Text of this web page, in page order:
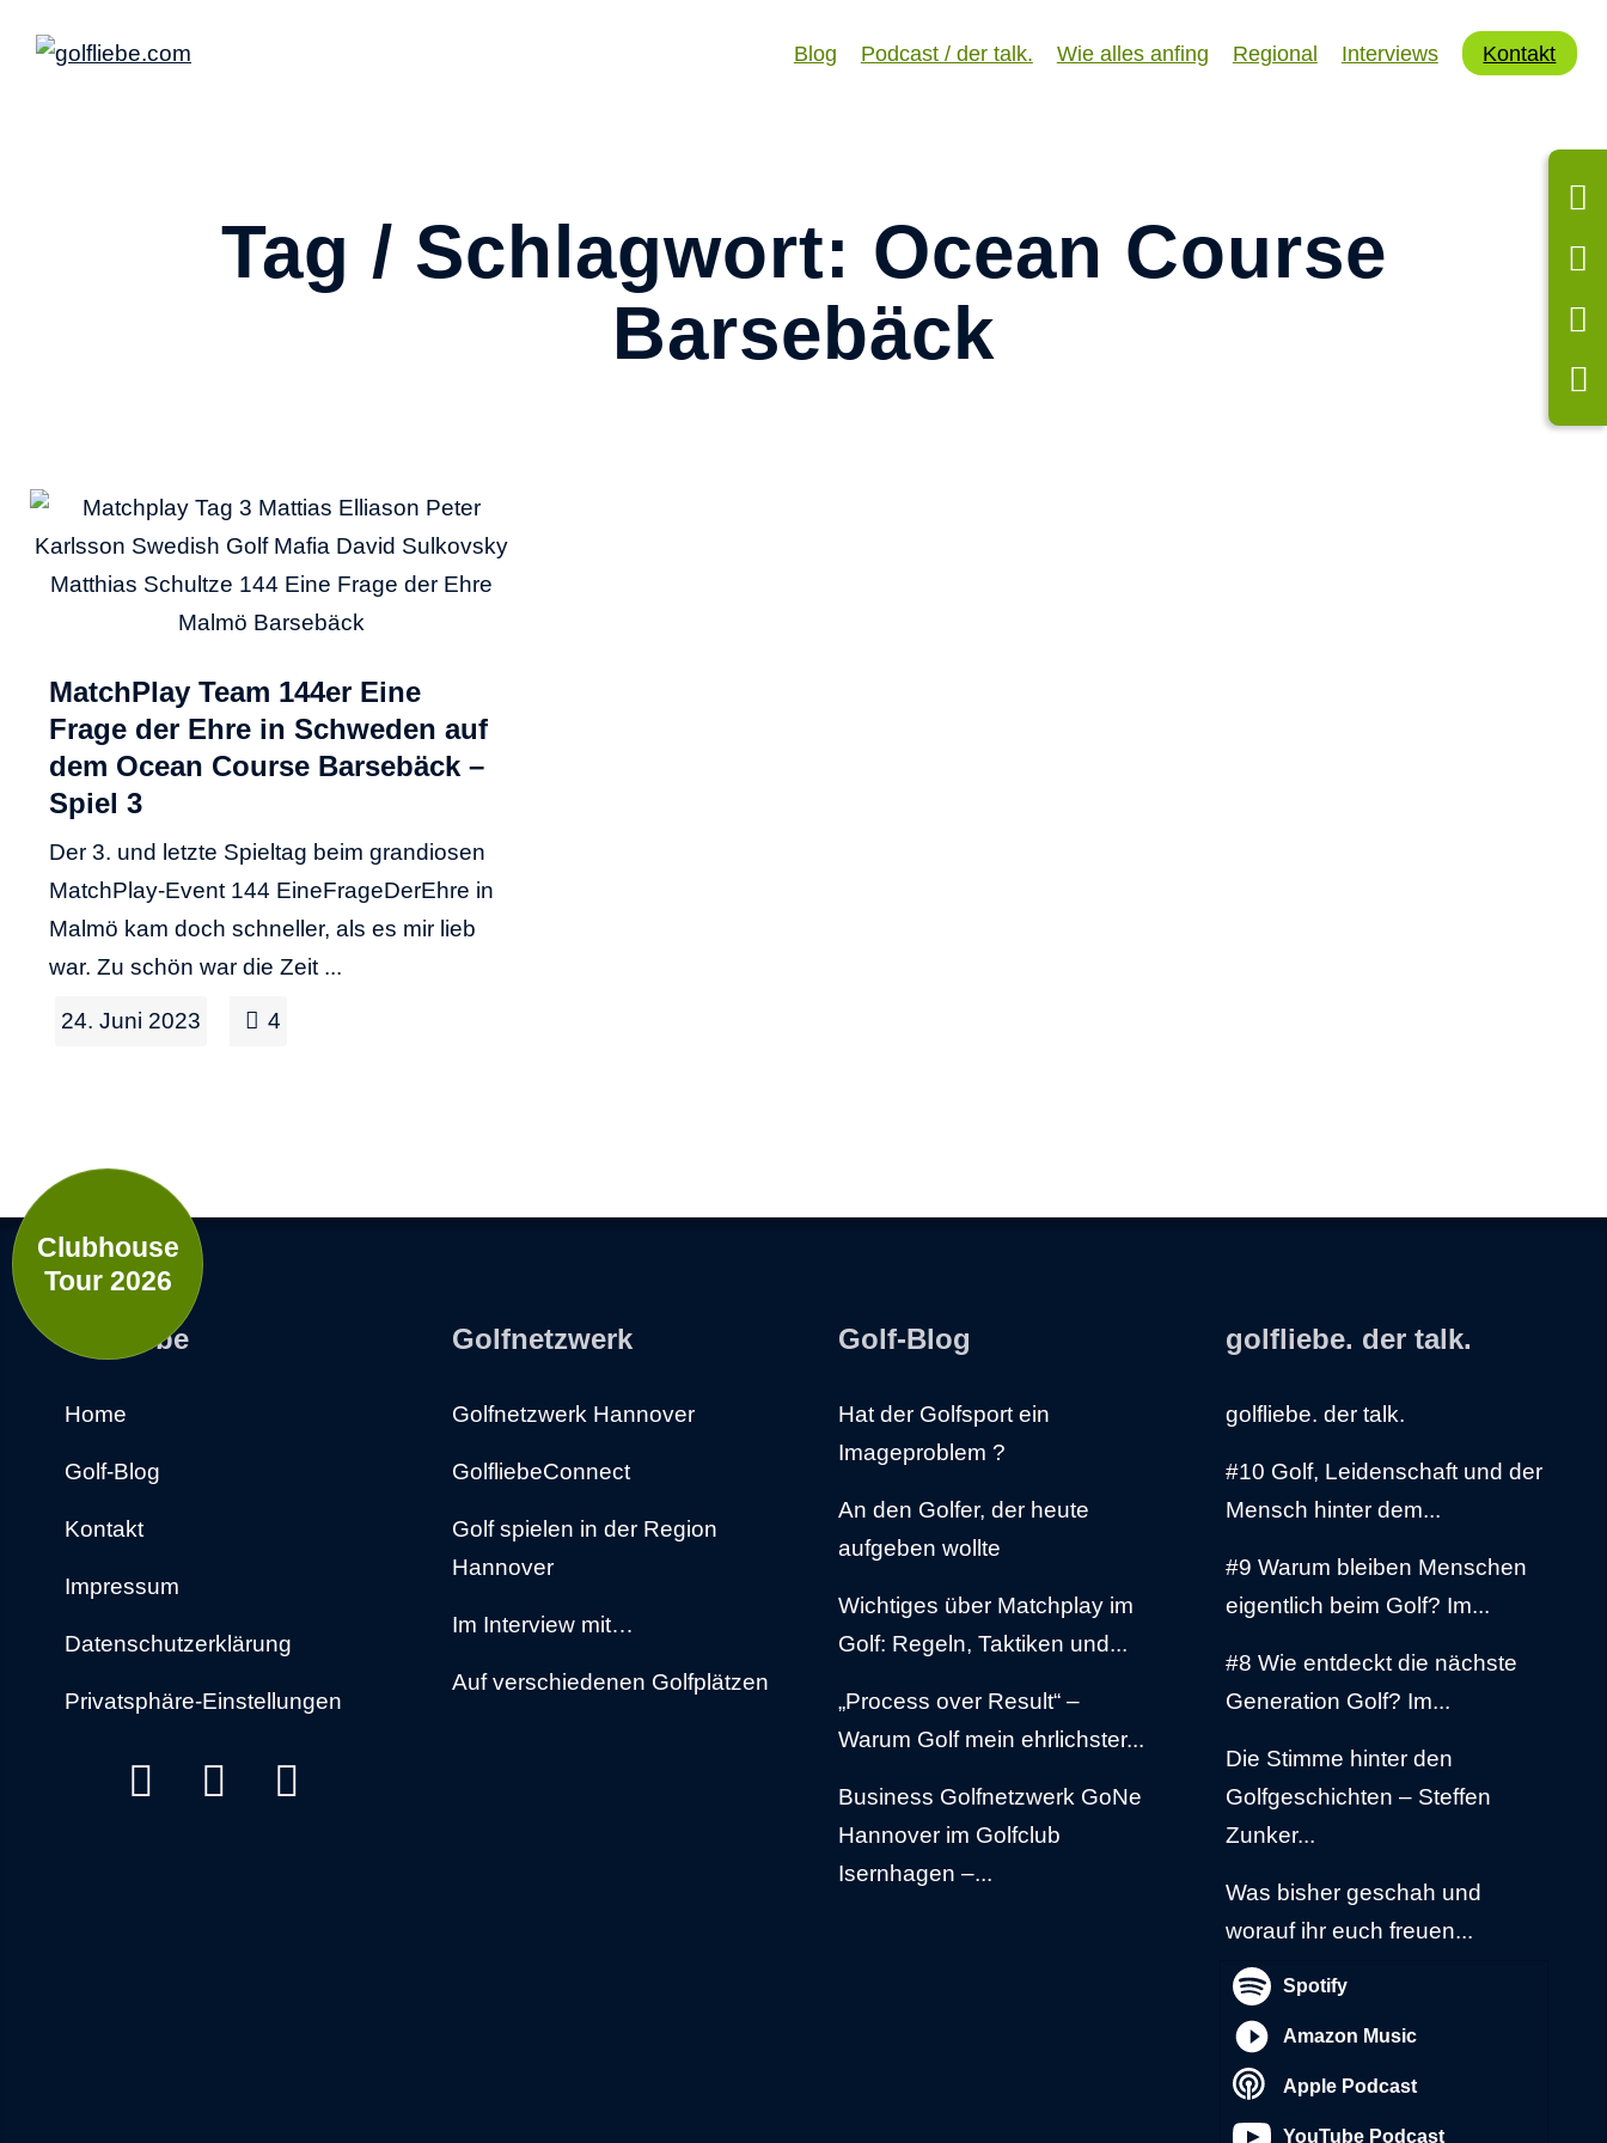
Blog Podcast / der talk. Wie alles anfing Regional Interviews Kontakt
Tag / Schlagwort: Ocean Course
Barsebäck
MatchPlay Team 144er Eine
Frage der Ehre in Schweden auf
dem Ocean Course Barsebäck –
Spiel 3
Der 3. und letzte Spieltag beim grandiosen
MatchPlay-Event 144 EineFrageDerEhre in
Malmö kam doch schneller, als es mir lieb
war. Zu schön war die Zeit ...
24. Juni 2023 4
Clubhouse
Tour 2026
Golfliebe
Home
Golf-Blog
Kontakt
Impressum
Datenschutzerklärung
Privatsphäre-Einstellungen
Golfnetzwerk
Golfnetzwerk Hannover
GolfliebeConnect
Golf spielen in der Region
Hannover
Im Interview mit…
Auf verschiedenen Golfplätzen
Golf-Blog
Hat der Golfsport ein
Imageproblem ?
An den Golfer, der heute
aufgeben wollte
Wichtiges über Matchplay im
Golf: Regeln, Taktiken und...
„Process over Result“ –
Warum Golf mein ehrlichster...
Business Golfnetzwerk GoNe
Hannover im Golfclub
Isernhagen –...
golfliebe. der talk.
golfliebe. der talk.
#10 Golf, Leidenschaft und der
Mensch hinter dem...
#9 Warum bleiben Menschen
eigentlich beim Golf? Im...
#8 Wie entdeckt die nächste
Generation Golf? Im...
Die Stimme hinter den
Golfgeschichten – Steffen
Zunker...
Was bisher geschah und
worauf ihr euch freuen...
Spotify
Amazon Music
Apple Podcast
YouTube Podcast